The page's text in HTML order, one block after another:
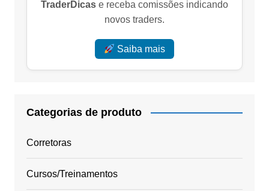
TraderDicase receba comissões indicando
novos traders.
Saiba mais
Categorias de produto
Corretoras
Cursos/Treinamentos